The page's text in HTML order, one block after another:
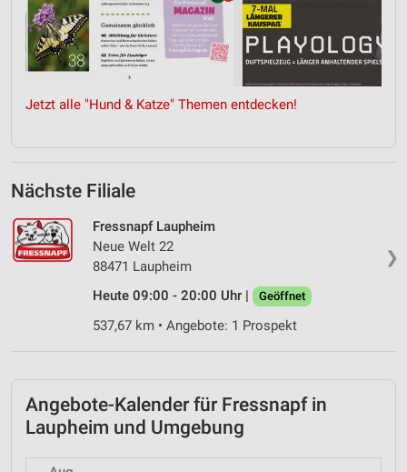
Jetzt alle "Hund & Katze" Themen entdecken!
Nächste Filiale
❯
Fressnapf Laupheim
Neue Welt 22
88471 Laupheim
Heute 09:00 - 20:00 Uhr |
Geöffnet
537,67 km • Angebote: 1 Prospekt
Angebote-Kalender für Fressnapf in
Laupheim und Umgebung